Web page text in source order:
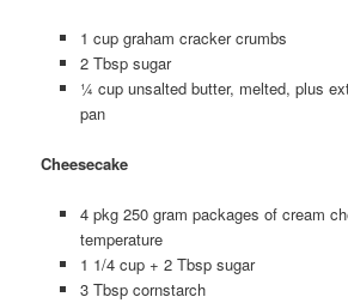
1 cup graham cracker crumbs
2 Tbsp sugar
¼ cup unsalted butter, melted, plus
pan
Cheesecake
4 pkg 250 gram packages of cream
temperature
1 1/4 cup + 2 Tbsp sugar
3 Tbsp cornstarch